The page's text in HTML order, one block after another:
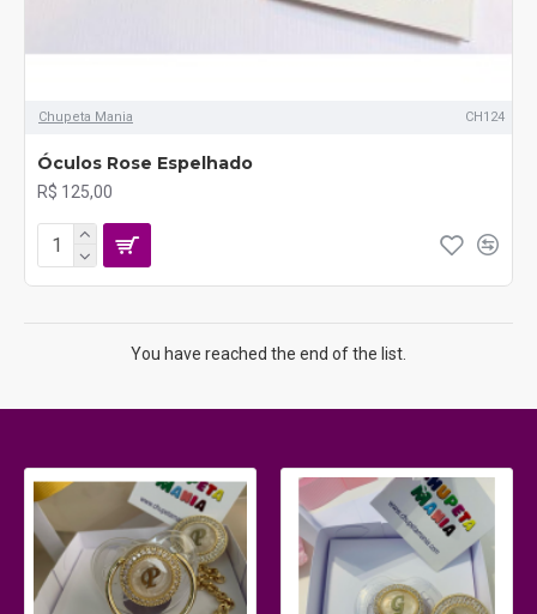
Chupeta Mania CH124
Óculos Rose Espelhado
R$ 125,00
You have reached the end of the list.